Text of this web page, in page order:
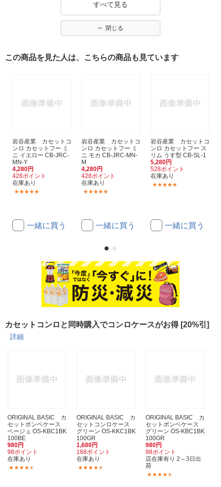
すべて見る
閉じる
この商品を見た人は、こちらの商品も見ています
岩谷産業 カセットコ
ンロ カセットフー ミ
ニ イエロー CB-JRC-
MN-Y
4,280円
428ポイント
在庫あり
一緒に買う
岩谷産業 カセットコ
ンロ カセットフー ミ
ニ モカ CB-JRC-MN-
M
4,280円
428ポイント
在庫あり
一緒に買う
岩谷産業 カセットコ
ンロ カセットフー ス
リム うす型 CB-SL-1
5,280円
528ポイント
在庫あり
一緒に買う
カセットコンロと同時購入でコンロケースがお得 [20%引]
詳細
ORIGINAL BASIC カ
セットボンベケース
ベージュ OS-KBC1BK
100BE
980円
98ポイント
在庫あり
ORIGINAL BASIC カ
セットコンロケース
グリーン OS-KKC1BK
100GR
1,680円
168ポイント
在庫あり
ORIGINAL BASIC カ
セットボンベケース
グリーン OS-KBC1BK
100GR
980円
98ポイント
店在庫有り 2～3日出
荷